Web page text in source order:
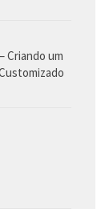
Criando um